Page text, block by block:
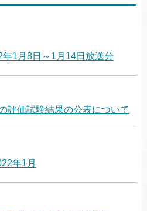
1月8日～1月14日放送分
評価試験結果の公表について
年1月